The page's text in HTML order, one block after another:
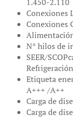
Conexiones
Conexiones
N° hilos de
SEER/
Etiqueta
A+++ /A++
Carga de
Carga de